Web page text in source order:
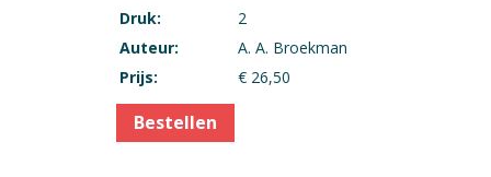
Druk:
2
Auteur:
A. A. Broekman
Prijs:
€ 26,50
Bestellen